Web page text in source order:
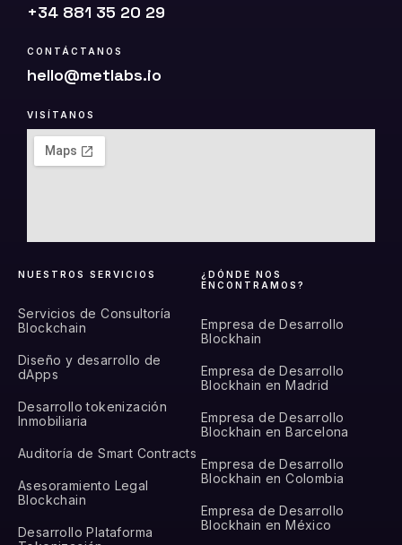
+34 881 35 20 29
CONTÁCTANOS
hello@metlabs.io
VISÍTANOS
NUESTROS SERVICIOS
Servicios de Consultoría
Blockchain
Diseño y desarrollo de
dApps
Desarrollo tokenización
Inmobiliaria
Auditoría de Smart Contracts
Asesoramiento Legal
Blockchain
Desarrollo Plataforma
¿DÓNDE NOS
ENCONTRAMOS?
Empresa de Desarrollo
Blockhain
Empresa de Desarrollo
Blockhain en Madrid
Empresa de Desarrollo
Blockhain en Barcelona
Empresa de Desarrollo
Blockhain en Colombia
Empresa de Desarrollo
Blockhain en México